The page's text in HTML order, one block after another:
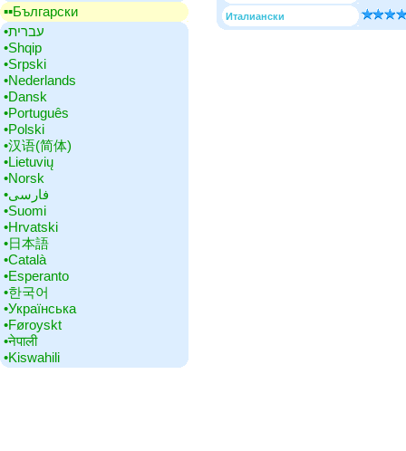
▪▪‎Български
•‎עברית
•‎Shqip
•‎Srpski
•‎Nederlands
•‎Dansk
•‎Português
•‎Polski
•‎汉语(简体)
•‎Lietuvių
•‎Norsk
•‎فارسی
•‎Suomi
•‎Hrvatski
•‎日本語
•‎Català
•‎Esperanto
•‎한국어
•‎Українська
•‎Føroyskt
•‎नेपाली
•‎Kiswahili
Италиански